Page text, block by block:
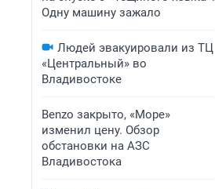
Одну машину зажало
Людей эвакуировали из ТЦ
«Центральный» во
Владивостоке
Benzo закрыто, «Море»
изменил цену. Обзор
обстановки на АЗС
Владивостока